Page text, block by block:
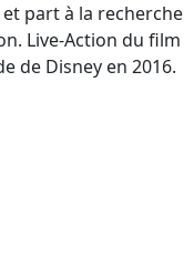
part à la recherche
Live-Action du film
de Disney en 2016.